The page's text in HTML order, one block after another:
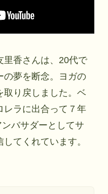
里香さんは、20代で
の夢を断念。ヨガの
取り戻しました。ベ
レラに出合って７年
バサダーとしてサ
てくれています。